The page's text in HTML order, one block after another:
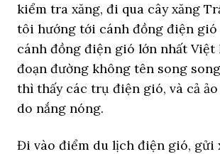
kiểm tra xăng, đi qua cây xăng
tôi hướng tới cánh đồng điện gió
cánh đồng điện gió lớn nhất Việt
đoạn đường không tên song
thì thấy các trụ điện gió, và cả
do nắng nóng.
Đi vào điểm du lịch điện gió, gửi